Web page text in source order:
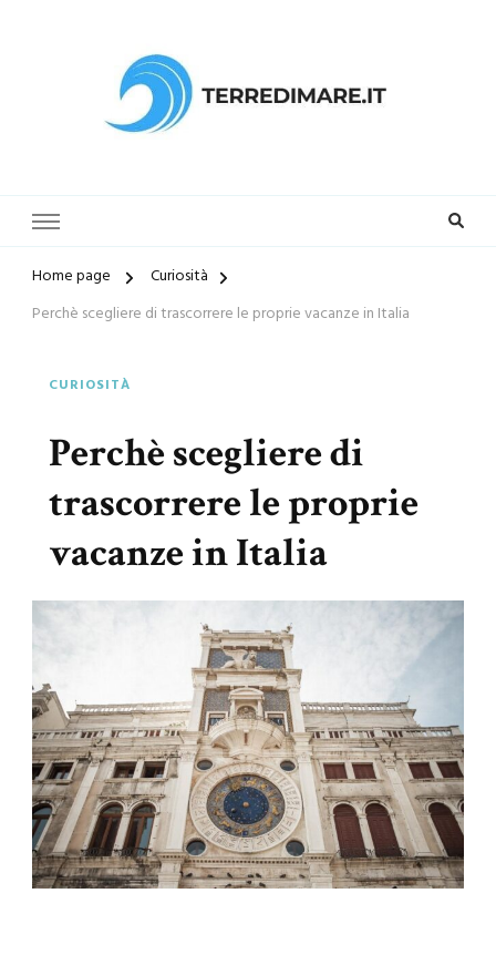
Home page
Curiosità
Perchè scegliere di trascorrere le proprie vacanze in Italia
CURIOSITÀ
Perchè scegliere di
trascorrere le proprie
vacanze in Italia